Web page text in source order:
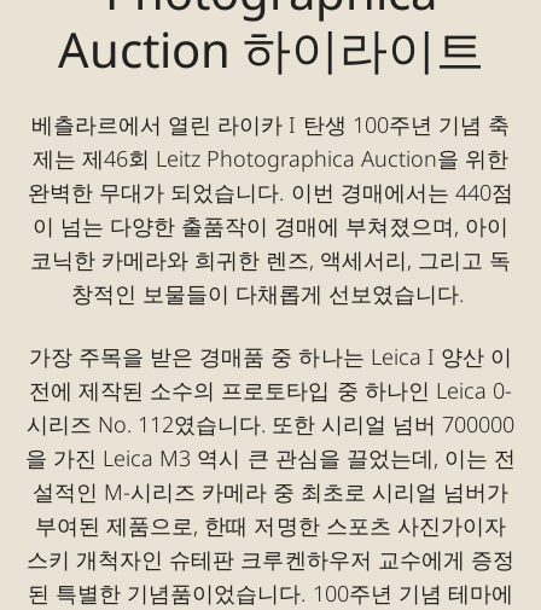
Auction 하이라이트
베츨라르에서 열린 라이카 I 탄생 100주년 기념 축
제는 제46회 Leitz Photographica Auction을 위한
완벽한 무대가 되었습니다. 이번 경매에서는 440점
이 넘는 다양한 출품작이 경매에 부쳐졌으며, 아이
코닉한 카메라와 희귀한 렌즈, 액세서리, 그리고 독
창적인 보물들이 다채롭게 선보였습니다.
가장 주목을 받은 경매품 중 하나는 Leica I 양산 이
전에 제작된 소수의 프로토타입 중 하나인 Leica 0-
시리즈 No. 112였습니다. 또한 시리얼 넘버 700000
을 가진 Leica M3 역시 큰 관심을 끌었는데, 이는 전
설적인 M-시리즈 카메라 중 최초로 시리얼 넘버가
부여된 제품으로, 한때 저명한 스포츠 사진가이자
스키 개척자인 슈테판 크루켄하우저 교수에게 증정
된 특별한 기념품이었습니다. 100주년 기념 테마에